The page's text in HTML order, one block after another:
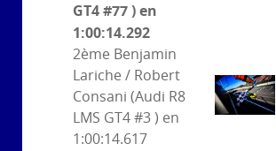
GT4 #77 ) en
1:00:14.292
2ème Benjamin
Lariche / Robert
Consani (Audi R8
LMS GT4 #3 ) en
1:00:14.617